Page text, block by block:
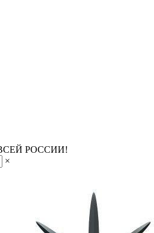
РОССИИ!
×